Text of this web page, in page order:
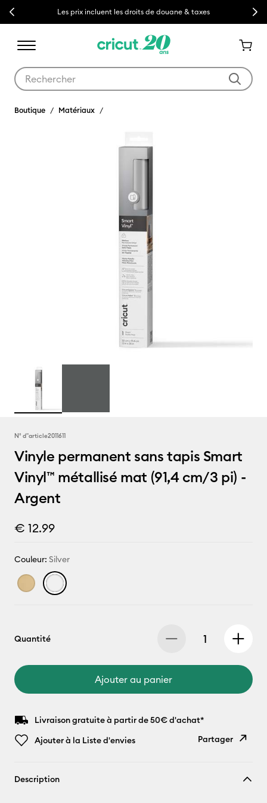
Previous Les prix incluent les droits de douane & taxes Next
Boutique Matériaux
N° d''article2011611
Vinyle permanent sans tapis Smart
Vinyl™ métallisé mat (91,4 cm/3 pi) -
Argent
€ 12.99
Couleur: Silver
Quantité
Ajouter au panier
Livraison gratuite à partir de 50€ d'achat*
Ajouter à la Liste d'envies
Partager
Description